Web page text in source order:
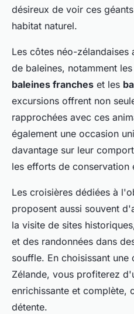
désireux de voir ces
habitat naturel.
Les côtes néo-zélandaises
de baleines, notamment les
baleines franches et les
excursions offrent non
rapprochées avec ces
également une occasion
davantage sur leur
les efforts de conservation
Les croisières dédiées à
proposent aussi souvent
la visite de sites
et des randonnées dans
souffle. En choisissant
Zélande, vous profiterez
enrichissante et complète,
détente.